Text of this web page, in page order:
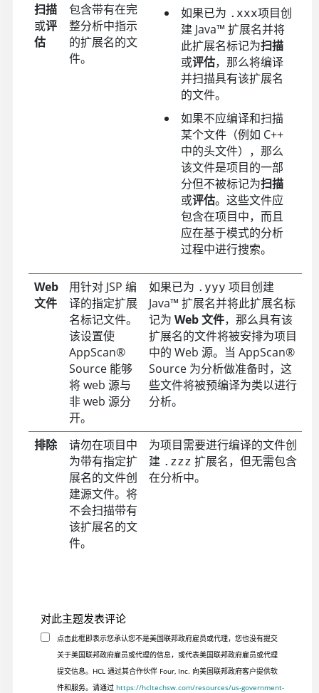
扫描
或评
估
包含带有在完
整分析中指示
的扩展名的文
件。
如果已为 .xxx项目创
建 Java™ 扩展名并将
此扩展名标记为扫描
或评估，那么将编译
并扫描具有该扩展名
的文件。
如果不应编译和扫描
某个文件（例如 C++
中的头文件），那么
该文件是项目的一部
分但不被标记为扫描
或评估。这些文件应
包含在项目中，而且
应在基于模式的分析
过程中进行搜索。
Web
文件
用针对 JSP 编
译的指定扩展
名标记文件。
该设置使
AppScan®
Source能够
将 web 源与
非 web 源分
开。
如果已为 .yyy 项目创建
Java™ 扩展名并将此扩展名标
记为 Web 文件，那么具有该
扩展名的文件将被安排为项目
中的 Web 源。当 AppScan®
Source为分析做准备时，这
些文件将被预编译为类以进行
分析。
排除
请勿在项目中
为带有指定扩
展名的文件创
建源文件。将
不会扫描带有
该扩展名的文
件。
为项目需要进行编译的文件创
建 .zzz 扩展名，但无需包含
在分析中。
对此主题发表评论
点击此框即表示您承认您不是美国联邦政府雇员或代理，您也没有提交
关于美国联邦政府雇员或代理的信息，或代表美国联邦政府雇员或代理
提交信息。HCL 通过其合作伙伴 Four, Inc. 向美国联邦政府客户提供软
件和服务。请通过 https://hcltechsw.com/resources/us-government-